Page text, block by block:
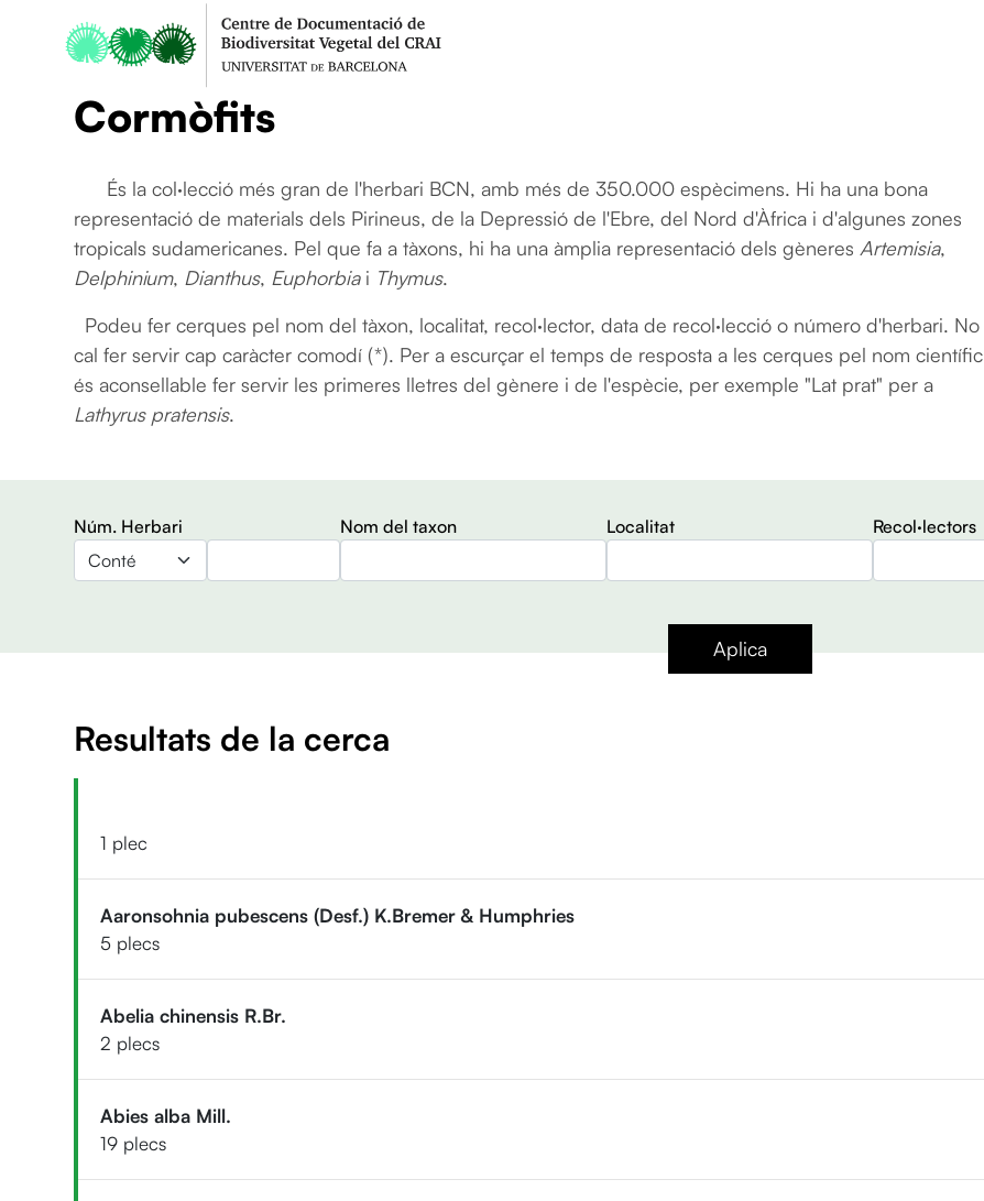
Cormòfits
És la col·lecció més gran de l'herbari BCN, amb més de 350.000 espècimens. Hi ha una bona
representació de materials dels Pirineus, de la Depressió de l'Ebre, del Nord d'Àfrica i d'algunes zones
tropicals sudamericanes. Pel que fa a tàxons, hi ha una àmplia representació dels gèneres Artemisia,
Delphinium, Dianthus, Euphorbia i Thymus.
Podeu fer cerques pel nom del tàxon, localitat, recol·lector, data de recol·lecció o número d'herbari. No
cal fer servir cap caràcter comodí (*). Per a escurçar el temps de resposta a les cerques pel nom científic
és aconsellable fer servir les primeres lletres del gènere i de l'espècie, per exemple "Lat prat" per a
Lathyrus pratensis.
Resultats de la cerca
Núm. Herbari
Operador
Nom del taxon Localitat Recol·lectors
Aplica
1 plec
Aaronsohnia pubescens (Desf.) K.Bremer & Humphries
5 plecs
Abelia chinensis R.Br.
2 plecs
Abies alba Mill.
19 plecs